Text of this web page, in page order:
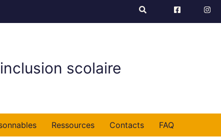
scolaire
Ressources Contacts FAQ